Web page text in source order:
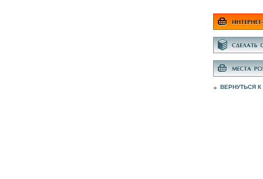
ВЕРНУТЬСЯ К